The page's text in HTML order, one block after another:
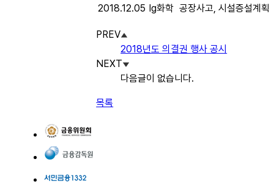
2018.12.05 lg화학 공장사고, 시설증설계획
PREV
2018년도 의결권 행사 공시
NEXT
다음글이 없습니다.
목록